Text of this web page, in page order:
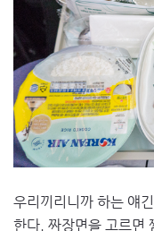
우리끼리니까 하는 얘
한다. 짜장면을 고르면